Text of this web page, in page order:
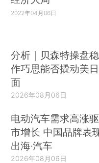
2022年04月06日
分析｜贝森特操盘
作巧思能否撬动美
面
2026年08月06日
电动汽车需求高涨
市增长 中国品牌表
出海·汽车
2026年08月06日